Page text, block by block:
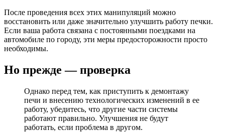
После проведения всех этих манипуляций можно
восстановить или даже значительно улучшить работу печки.
Если ваша работа связана с постоянными поездками на
автомобиле по городу, эти меры предосторожности просто
необходимы.
Но прежде — проверка
Однако перед тем, как приступить к демонтажу
печи и внесению технологических изменений в ее
работу, убедитесь, что другие части системы
работают правильно. Улучшения не будут
работать, если проблема в другом.